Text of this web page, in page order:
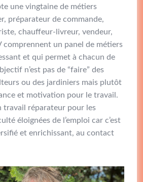
une vingtaine de métiers
préparateur de commande,
chauffeur-livreur, vendeur,
comprennent un panel de métiers
et qui permet à chacun de
n’est pas de “faire” des
ou des jardiniers mais plutôt
et motivation pour le travail.
travail réparateur pour les
éloignées de l’emploi car c’est
et enrichissant, au contact